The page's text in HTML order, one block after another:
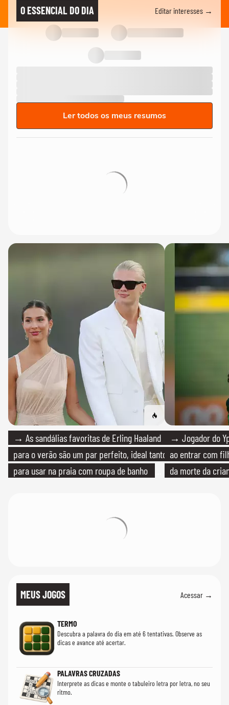
O ESSENCIAL DO DIA Editar interesses →
Ler todos os meus resumos
→ As sandálias favoritas de Erling Haaland
para o verão são um par perfeito, ideal tanto
para usar na praia com roupa de banho
→ Jogador do
ao entrar com
da morte da
MEUS JOGOS Acessar →
TERMO
Descubra a palavra do dia em até 6 tentativas. Observe as
dicas e avance até acertar.
PALAVRAS CRUZADAS
Interprete as dicas e monte o tabuleiro letra por letra, no seu
ritmo.